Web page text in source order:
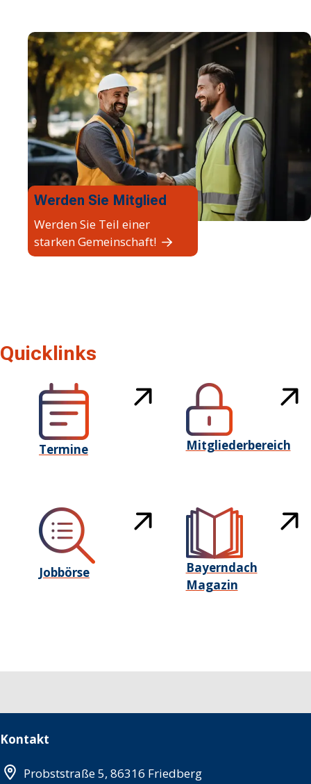
Werden Sie Mitglied
Werden Sie Teil einer
starken Gemeinschaft!
Quicklinks
Termine Mitgliederbereich
Jobbörse
Bayerndach
Magazin
Kontakt
Probststraße 5, 86316 Friedberg